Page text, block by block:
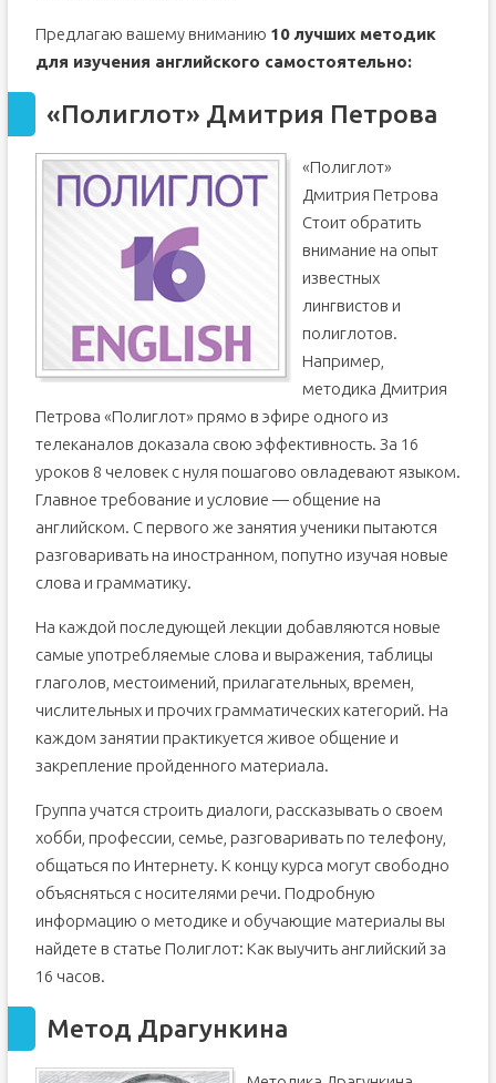
Предлагаю вашему вниманию 10 лучших методик
для изучения английского самостоятельно:
«Полиглот» Дмитрия Петрова
«Полиглот»
Дмитрия Петрова
Стоит обратить
внимание на опыт
известных
лингвистов и
полиглотов.
Например,
методика Дмитрия
Петрова «Полиглот» прямо в эфире одного из
телеканалов доказала свою эффективность. За 16
уроков 8 человек с нуля пошагово овладевают языком.
Главное требование и условие — общение на
английском. С первого же занятия ученики пытаются
разговаривать на иностранном, попутно изучая новые
слова и грамматику.
На каждой последующей лекции добавляются новые
самые употребляемые слова и выражения, таблицы
глаголов, местоимений, прилагательных, времен,
числительных и прочих грамматических категорий. На
каждом занятии практикуется живое общение и
закрепление пройденного материала.
Группа учатся строить диалоги, рассказывать о своем
хобби, профессии, семье, разговаривать по телефону,
общаться по Интернету. К концу курса могут свободно
объясняться с носителями речи. Подробную
информацию о методике и обучающие материалы вы
найдете в статье Полиглот: Как выучить английский за
16 часов.
Метод Драгункина